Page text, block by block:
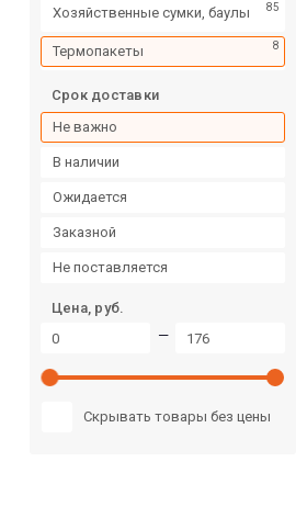
Хозяйственные сумки, баулы 85
Термопакеты 8
Срок доставки
Не важно
в наличии
ожидается
заказной
не поставляется
Цена, руб.
—
Скрывать товары без цены